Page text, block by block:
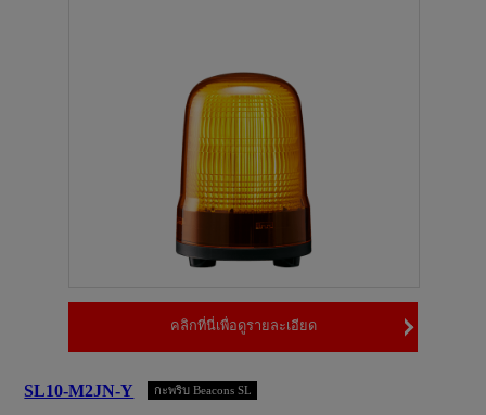
คลิกที่นี่เพื่อดูรายละเอียด
SL10-M2JN-Y กะพริบ Beacons SL